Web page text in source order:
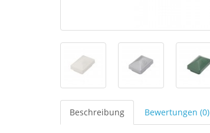
Beschreibung Bewertungen (0)